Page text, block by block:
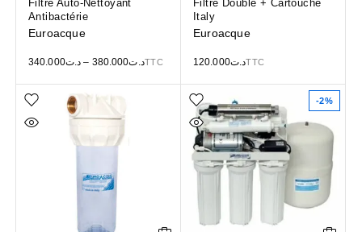
Filtre Auto-Nettoyant
Antibactérie
Euroacque
د.ت340.000 – د.ت380.000 TTC
Filtre Double + Cartouche
Italy
Euroacque
د.ت120.000 TTC
-2%